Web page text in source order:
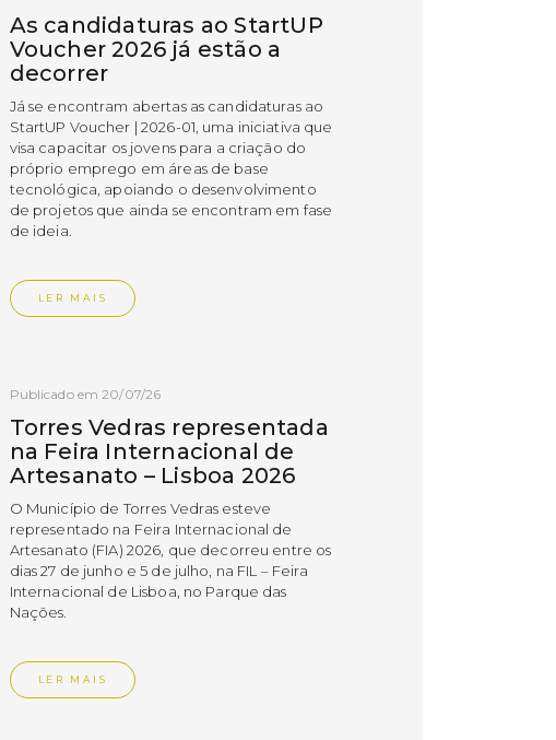
As candidaturas ao StartUP
Voucher 2026 já estão a
decorrer
Já se encontram abertas as candidaturas ao
StartUP Voucher | 2026-01, uma iniciativa que
visa capacitar os jovens para a criação do
próprio emprego em áreas de base
tecnológica, apoiando o desenvolvimento
de projetos que ainda se encontram em fase
de ideia.
LER MAIS
Publicado em 20/07/26
Torres Vedras representada
na Feira Internacional de
Artesanato – Lisboa 2026
O Município de Torres Vedras esteve
representado na Feira Internacional de
Artesanato (FIA) 2026, que decorreu entre os
dias 27 de junho e 5 de julho, na FIL – Feira
Internacional de Lisboa, no Parque das
Nações.
LER MAIS